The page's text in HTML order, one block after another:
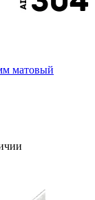
матовый